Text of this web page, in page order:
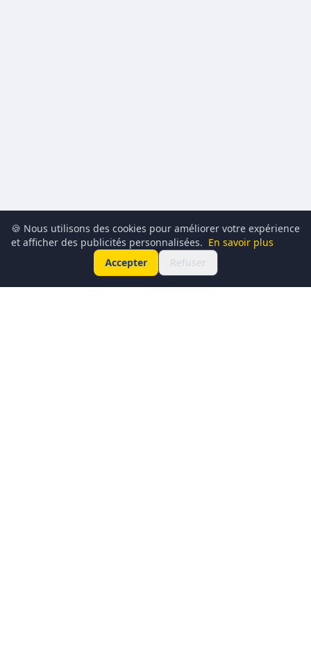
🍪 Nous utilisons des cookies pour améliorer votre expérience
et afficher des publicités personnalisées. En savoir plus
Accepter
Refuser